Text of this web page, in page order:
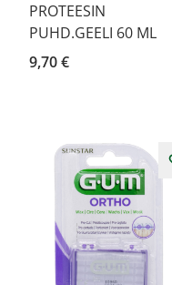
PROTEESIN
PUHD.GEELI 60 ML
9,70 €